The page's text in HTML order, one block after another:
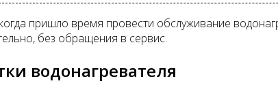
пришло время провести обслуживание
без обращения в сервис.
водонагревателя